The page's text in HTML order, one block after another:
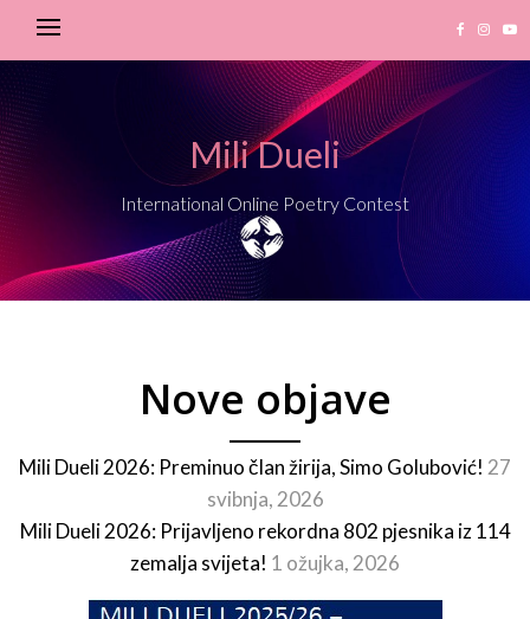
Mili Dueli
International Online Poetry Contest
Nove objave
Mili Dueli 2026: Preminuo član žirija, Simo Golubović! 27
svibnja, 2026
Mili Dueli 2026: Prijavljeno rekordna 802 pjesnika iz 114
zemalja svijeta! 1 ožujka, 2026